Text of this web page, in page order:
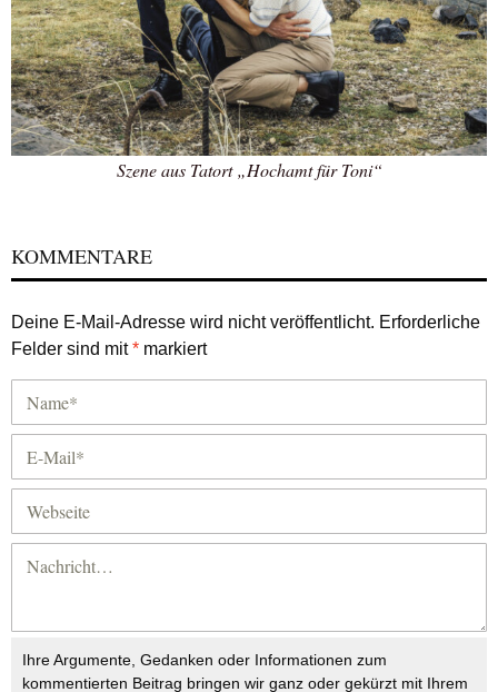
Szene aus Tatort „Hochamt für Toni“
KOMMENTARE
Deine E-Mail-Adresse wird nicht veröffentlicht. Erforderliche
Felder sind mit* markiert
Ihre Argumente, Gedanken oder Informationen zum
kommentierten Beitrag bringen wir ganz oder gekürzt mit Ihrem